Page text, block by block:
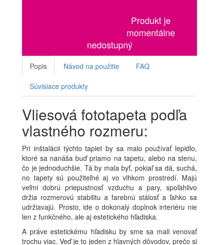
Produkt je
momentálne
nedostupný
Popis Návod na použitie FAQ
Súvisiace produkty
Vliesová fototapeta podľa
vlastného rozmeru:
Pri inštalácii týchto tapiet by sa malo používať lepidlo,
ktoré sa nanáša buď priamo na tapetu, alebo na stenu,
čo je jednoduchšie. Tá by mala byť, pokiaľ sa dá, suchá,
no tapety sú použiteľné aj vo vlhkom prostredí. Majú
veľmi dobrú priepustnosť vzduchu a pary, spoľahlivo
držia rozmerovú stabilitu a farebnú stálosť a ľahko sa
udržiavajú. Prosto, ide o dokonalý doplnok interiéru nie
len z funkčného, ale aj estetického hľadiska.
A práve estetickému hľadisku by sme sa mali venovať
trochu viac. Veď je to jeden z hlavných dôvodov, prečo si